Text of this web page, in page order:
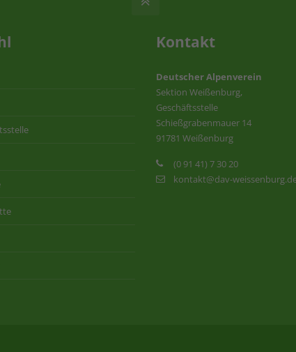
Kontakt
Deutscher Alpenverein
Sektion Weißenburg,
Geschäftsstelle
Schießgrabenmauer 14
91781 Weißenburg
(0 91 41) 7 30 20
kontakt@dav-